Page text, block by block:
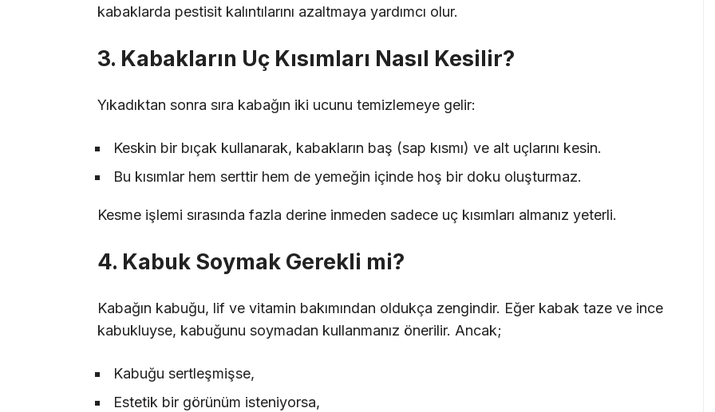
kabaklarda pestisit kalıntılarını azaltmaya yardımcı olur.
3. Kabakların Uç Kısımları Nasıl Kesilir?
Yıkadıktan sonra sıra kabağın iki ucunu temizlemeye gelir:
Keskin bir bıçak kullanarak, kabakların baş (sap kısmı) ve alt uçlarını kesin.
Bu kısımlar hem serttir hem de yemeğin içinde hoş bir doku oluşturmaz.
Kesme işlemi sırasında fazla derine inmeden sadece uç kısımları almanız yeterli.
4. Kabuk Soymak Gerekli mi?
Kabağın kabuğu, lif ve vitamin bakımından oldukça zengindir. Eğer kabak taze ve ince
kabukluyse, kabuğunu soymadan kullanmanız önerilir. Ancak;
Kabuğu sertleşmişse,
Estetik bir görünüm isteniyorsa,